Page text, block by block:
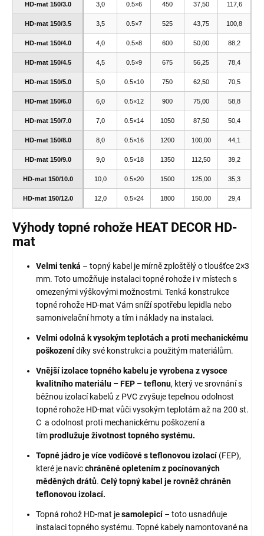
HD-mat 150/3.0 3,0 0.5×6 450 37,50 117,6
HD-mat 150/3.5 3,5 0.5×7 525 43,75 100,8
HD-mat 150/4.0 4,0 0.5×8 600 50,00 88,2
HD-mat 150/4.5 4,5 0.5×9 675 56,25 78,4
HD-mat 150/5.0 5,0 0.5×10 750 62,50 70,5
HD-mat 150/6.0 6,0 0.5×12 900 75,00 58,8
HD-mat 150/7.0 7,0 0.5×14 1050 87,50 50,4
HD-mat 150/8.0 8,0 0.5×16 1200 100,00 44,1
HD-mat 150/9.0 9,0 0.5×18 1350 112,50 39,2
HD-mat 150/10.0 10,0 0.5×20 1500 125,00 35,3
HD-mat 150/12.0 12,0 0.5×24 1800 150,00 29,4
Výhody topné rohože HEAT DECOR HD-
mat
Velmi tenká – topný kabel je mírně zploštělý o tloušťce 2×3
mm. Toto umožňuje instalaci topné rohože i v místech s
omezenými výškovými možnostmi. Tenká konstrukce
topné rohože HD-mat Vám sníží spotřebu lepidla nebo
samonivelační hmoty a tím i náklady na instalaci.
Velmi odolná k vysokým teplotách a proti mechanickému
poškozenídíky své konstrukci a použitým materiálům.
Vnější izolace topného kabelu je vyrobena z vysoce
kvalitního materiálu – FEP – teflonu, který ve srovnání s
běžnou izolací kabelů z PVC zvyšuje tepelnou odolnost
topné rohože HD-mat vůči vysokým teplotám až na 200 st.
C a odolnost proti mechanickému poškození a
tímprodlužuje životnost topného systému.
Topné jádro je více vodičové s teflonovou izolací (FEP),
které je navícchráněné opletením z pocínovaných
měděných drátů. Celý topný kabel je rovněž chráněn
teflonovou izolací.
Topná rohož HD-mat jesamolepicí – toto usnadňuje
instalaci topného systému. Topné kabely namontované na